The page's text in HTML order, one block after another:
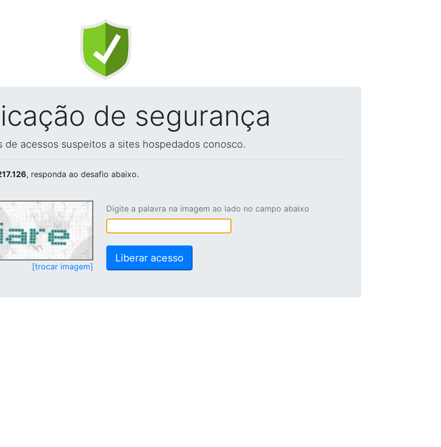
de segurança
acessos suspeitos a sites hospedados conosco.
, responda ao desafio abaixo.
[trocar imagem]
Digite a palavra na imagem ao lado no campo abaixo